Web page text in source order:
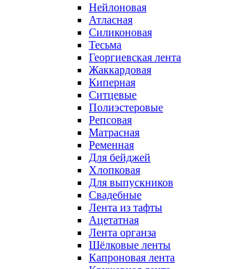
Нейлоновая
Атласная
Силиконовая
Тесьма
Георгиевская лента
Жаккардовая
Киперная
Ситцевые
Полиэстеровые
Репсовая
Матрасная
Ременная
Для бейджей
Хлопковая
Для выпускников
Свадебные
Лента из тафты
Ацетатная
Лента органза
Шёлковые ленты
Капроновая лента